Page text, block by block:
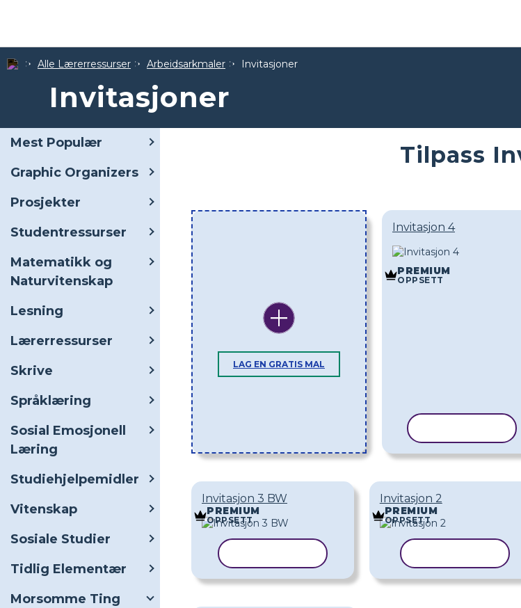
Alle Lærerressurser Arbeidsarkmaler Invitasjoner
Invitasjoner
Mest Populær
Graphic Organizers
Prosjekter
Studentressurser
Matematikk og
Naturvitenskap
Lesning
Lærerressurser
Skrive
Språklæring
Sosial Emosjonell
Læring
Studiehjelpemidler
Vitenskap
Sosiale Studier
Tidlig Elementær
Morsomme Ting
Tilpass
LAG EN GRATIS MAL
Invitasjon 4
PREMIUM
OPPSETT
Invitasjon 3 BW
PREMIUM
OPPSETT
Invitasjon 2
PREMIUM
OPPSETT